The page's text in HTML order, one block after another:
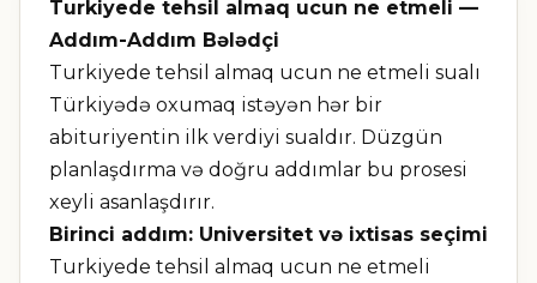
Turkiyede tehsil almaq ucun ne etmeli —
Addım-Addım Bələdçi
Turkiyede tehsil almaq ucun ne etmeli sualı
Türkiyədə oxumaq istəyən hər bir
abituriyentin ilk verdiyi sualdır. Düzgün
planlaşdırma və doğru addımlar bu prosesi
xeyli asanlaşdırır.
Birinci addım: Universitet və ixtisas seçimi
Turkiyede tehsil almaq ucun ne etmeli